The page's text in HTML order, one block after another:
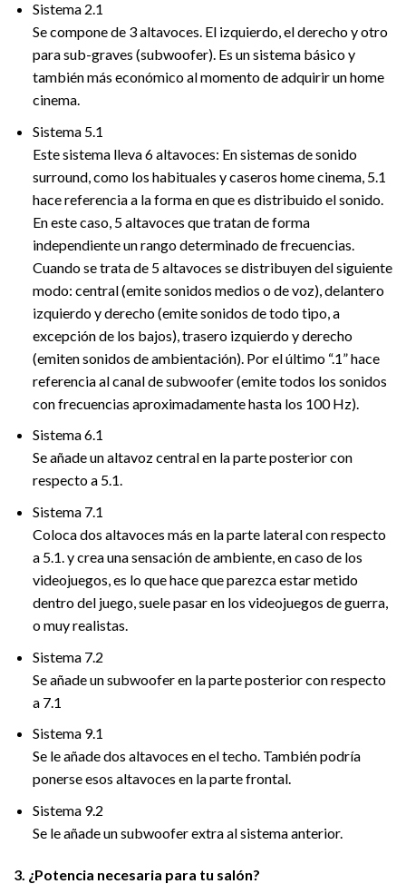
Sistema 2.1
Se compone de 3 altavoces. El izquierdo, el derecho y otro
para sub-graves (subwoofer). Es un sistema básico y
también más económico al momento de adquirir un home
cinema.
Sistema 5.1
Este sistema lleva 6 altavoces: En sistemas de sonido
surround, como los habituales y caseros home cinema, 5.1
hace referencia a la forma en que es distribuido el sonido.
En este caso, 5 altavoces que tratan de forma
independiente un rango determinado de frecuencias.
Cuando se trata de 5 altavoces se distribuyen del siguiente
modo: central (emite sonidos medios o de voz), delantero
izquierdo y derecho (emite sonidos de todo tipo, a
excepción de los bajos), trasero izquierdo y derecho
(emiten sonidos de ambientación). Por el último “.1” hace
referencia al canal de subwoofer (emite todos los sonidos
con frecuencias aproximadamente hasta los 100 Hz).
Sistema 6.1
Se añade un altavoz central en la parte posterior con
respecto a 5.1.
Sistema 7.1
Coloca dos altavoces más en la parte lateral con respecto
a 5.1. y crea una sensación de ambiente, en caso de los
videojuegos, es lo que hace que parezca estar metido
dentro del juego, suele pasar en los videojuegos de guerra,
o muy realistas.
Sistema 7.2
Se añade un subwoofer en la parte posterior con respecto
a 7.1
Sistema 9.1
Se le añade dos altavoces en el techo. También podría
ponerse esos altavoces en la parte frontal.
Sistema 9.2
Se le añade un subwoofer extra al sistema anterior.
3. ¿Potencia necesaria para tu salón?